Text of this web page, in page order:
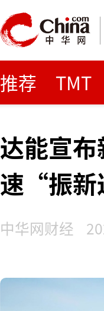
推荐 TMT
达能宣
速“振新
中华网财经